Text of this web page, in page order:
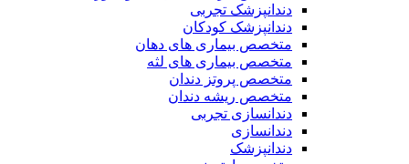
دندانپزشک تجربی
دندانپزشک کودکان
متخصص بیماری های دهان
متخصص بیماری های لثه
متخصص پروتز دندان
متخصص ریشه دندان
دندانسازی تجربی
دندانسازی
دندانپزشک